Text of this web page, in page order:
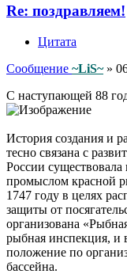
Re: поздравляем!
Цитата
Сообщение ~LiS~»
С наступающей 88
История создания и
тесно связана с
России существовала
промыслом красной
1747 году в целях
защиты от
организована
рыбная инспекция, и
положение по
бассейна.